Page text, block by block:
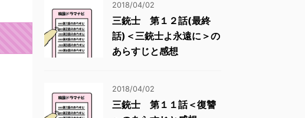
2018/04/02
三銃士 第１２話(最終
話)＜三銃士よ永遠に＞の
あらすじと感想
2018/04/02
三銃士 第１１話＜復讐